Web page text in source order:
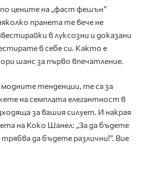
цените на „фаст фешън“
пранета те вече не
в луксозни и доказани
в себе си. Както е
шанс за първо впечатление.
тенденции, те са за
на семплата елегантност в
за вашия силует. И накрая
на Коко Шанел: „За да бъдете
да бъдете различни!“. Вие